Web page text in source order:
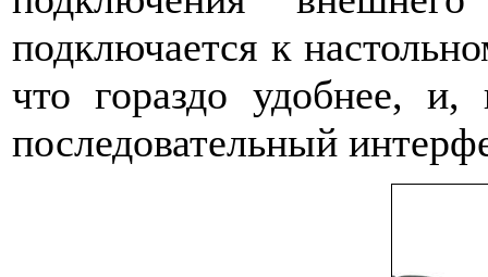
подключается к
что гораздо удобнее, и,
последовательный